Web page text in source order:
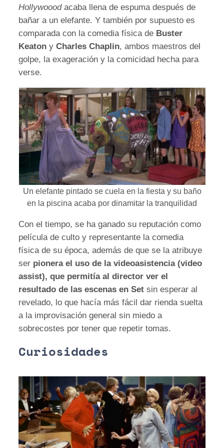
Hollywooodacaba llena de espuma después de
bañar a un elefante. Y también por supuesto es
comparada con la comedia física de Buster
Keaton yCharles Chaplin, ambos maestros del
golpe, la exageración y la comicidad hecha para
verse.
Un elefante pintado se cuela en la fiesta y su baño
en la piscina acaba por dinamitar la tranquilidad
Con el tiempo, se ha ganado su reputación como
película de culto y representante la comedia
física de su época, además de que se la atribuye
ser pionera el uso de la videoasistencia (video
assist), que permitía al director ver el
resultado de las escenas en Set sin esperar al
revelado, lo que hacía más fácil dar rienda suelta
a la improvisación general sin miedo a
sobrecostes por tener que repetir tomas.
Curiosidades